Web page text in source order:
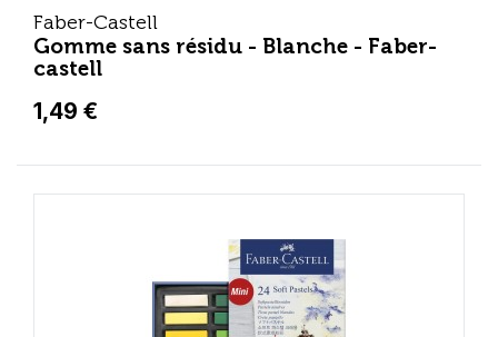
Faber-Castell
Gomme sans résidu - Blanche - Faber-
castell
1,49 €